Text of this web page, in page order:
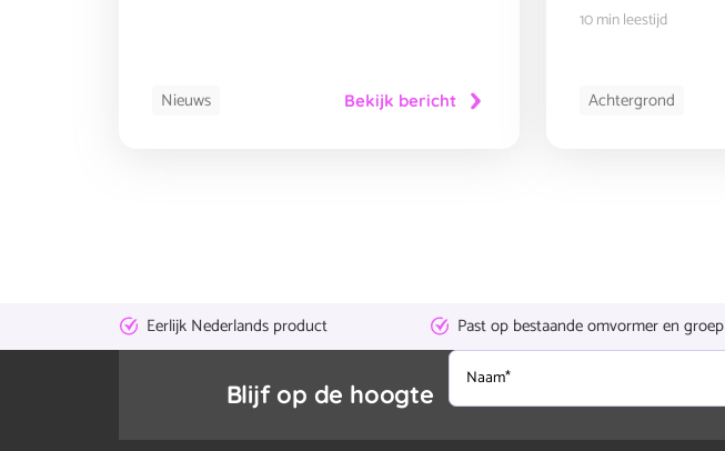
Nieuws Bekijk bericht
10 min leestijd
Achtergrond
Eerlijk Nederlands product Past op bestaande omvormer en groep
Blijf op de hoogte
Naam